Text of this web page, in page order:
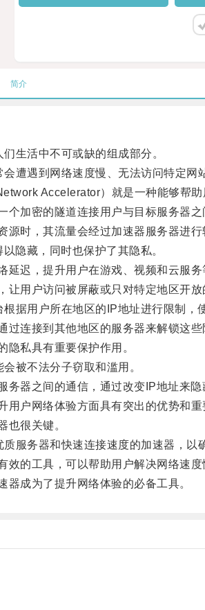
简介
活中不可或缺的组成部分。
遇到网络速度慢、无法访问特定网
Accelerator）就是一种能够帮助
加密的隧道连接用户与目标服务器之
时，其流量会经过加速器服务器进行
藏，同时也保护了其隐私。
迟，提升用户在游戏、视频和云服务
用户访问被屏蔽或只对特定地区开放
用户所在地区的IP地址进行限制，
连接到其他地区的服务器来解锁这些
私具有重要保护作用。
被不法分子窃取和滥用。
器之间的通信，通过改变IP地址来隐
户网络体验方面具有突出的优势和重
很关键。
务器和快速连接速度的加速器，以
的工具，可以帮助用户解决网络速度
成为了提升网络体验的必备工具。